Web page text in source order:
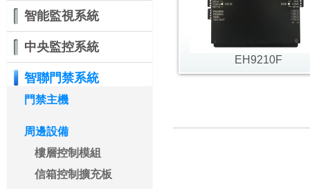
智能監視系統
中央監控系統
智聯門禁系統
門禁主機
周邊設備
樓層控制模組
信箱控制擴充板
EH9210F